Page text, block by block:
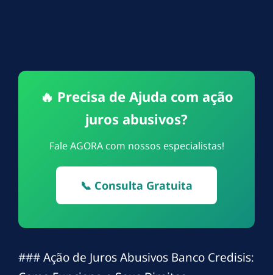
🔥 Precisa de Ajuda com ação
juros abusivos?
Fale AGORA com nossos especialistas!
📞 Consulta Gratuita
### Ação de Juros Abusivos Banco Credisis: